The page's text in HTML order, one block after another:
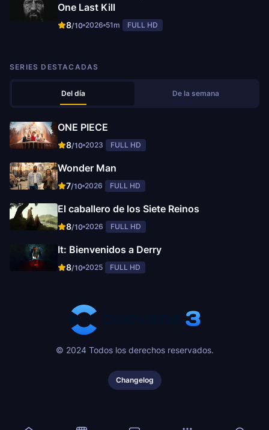
One Last Kill
8/10 2026 51m FULL HD
SERIES DESTACADAS
Del día De la semana
ONE PIECE
8/10 2023 FULL HD
Wonder Man
7/10 2026 FULL HD
El caballero de los Siete Reinos
8/10 2026 FULL HD
It: Bienvenidos a Derry
8/10 2025 FULL HD
© 2024 Todos los derechos reservados.
Changelog